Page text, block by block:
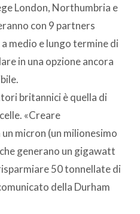
London, Northumbria e
con 9 partners
medio e lungo termine di
in una opzione ancora
britannici è quella di
«Creare
micron (un milionesimo
generano un gigawatt
50 tonnellate di
della Durham